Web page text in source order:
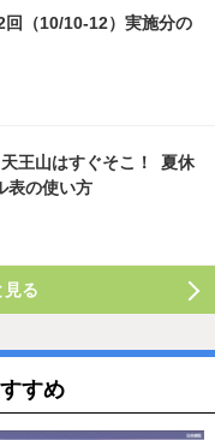
回（10/10-12）実施分の
天王山はすぐそこ！ 夏休
表の使い方
見る
すめ